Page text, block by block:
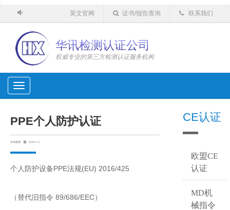
'
英文官网 证书/报告查询 联系我们
华讯检测认证公司
权威专业的第三方检测认证服务机构
Toggle
navigation
PPE个人防护认证
华讯检测 2019-7-1
个人防护设备PPE法规(EU) 2016/425
（替代旧指令 89/686/EEC）
CE认证
欧盟CE
认证
MD机
械指令